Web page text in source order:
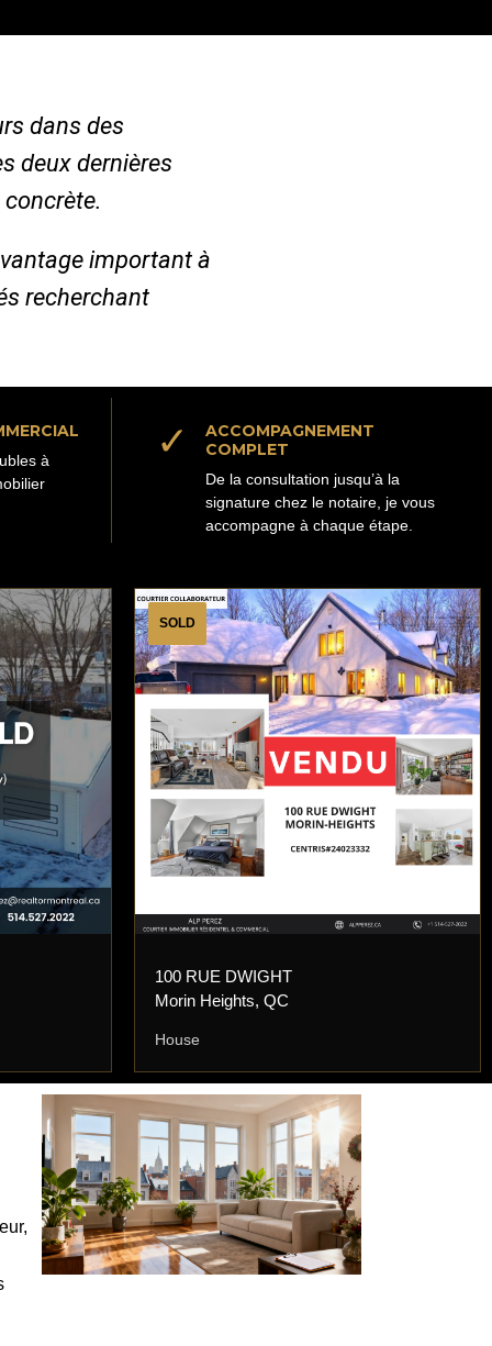
dans des
deux dernières
important à
recherchant
à
✓
ACCOMPAGNEMENT
COMPLET
De la consultation jusqu’à la
signature chez le notaire, je vous
accompagne à chaque étape.
SOLD
100 RUE DWIGHT
Morin Heights, QC
House